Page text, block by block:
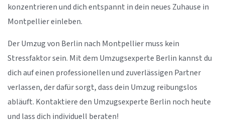
konzentrieren und dich entspannt in dein neues Zuhause in
Montpellier einleben.
Der Umzug von Berlin nach Montpellier muss kein
Stressfaktor sein. Mit dem Umzugsexperte Berlin kannst du
dich auf einen professionellen und zuverlässigen Partner
verlassen, der dafür sorgt, dass dein Umzug reibungslos
abläuft. Kontaktiere den Umzugsexperte Berlin noch heute
und lass dich individuell beraten!